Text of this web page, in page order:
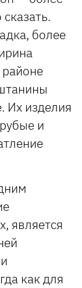
более
районе
Их изделия
и
является
как для